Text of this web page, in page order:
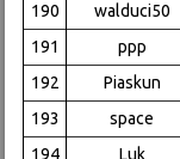
190
walduci50
191
ppp
192
Piaskun
193
space
194
Luk